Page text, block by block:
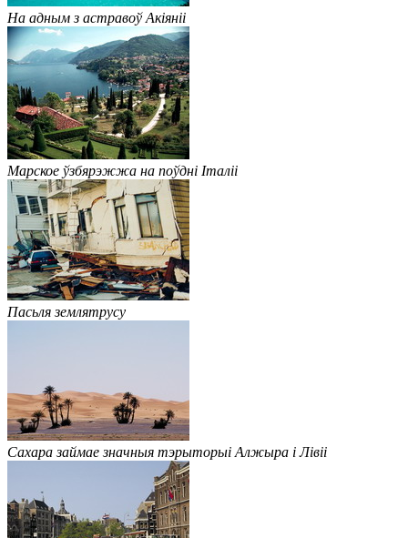
На адным з астравоў Акіяніі
Марское ўзбярэжжа на поўдні Італіі
Пасьля землятрусу
Сахара займае значныя тэрыторыі Алжыра і Лівіі